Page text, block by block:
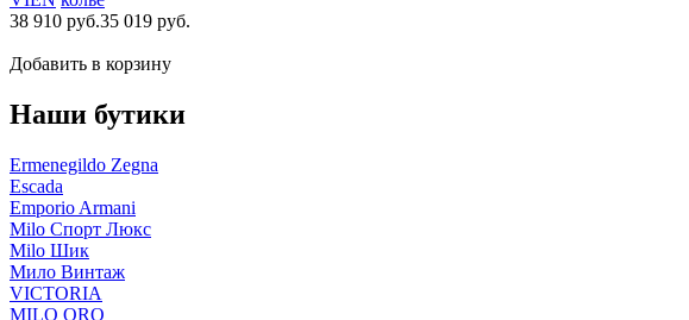
38 910 руб.35 019 руб.
Добавить в корзину
Наши бутики
Ermenegildo Zegna
Escada
Emporio Armani
Milo Спорт Люкс
Milo Шик
Мило Винтаж
VICTORIA
MILO ORO